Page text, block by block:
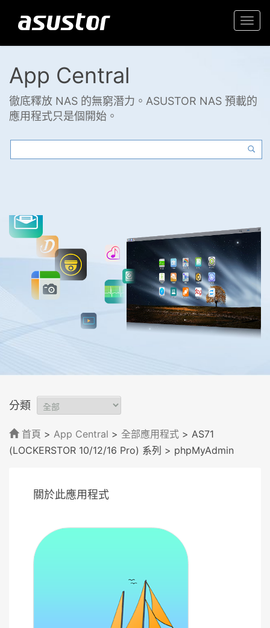
App Central
徹底釋放 NAS 的無窮潛力。ASUSTOR NAS 預載的
應用程式只是個開始。
分類
首頁 > App Central > 全部應用程式 > AS71
(LOCKERSTOR 10/12/16 Pro) 系列 > phpMyAdmin
關於此應用程式